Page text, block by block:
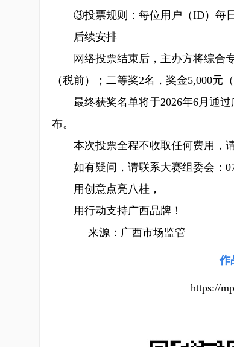
③投票规则：每位用户（ID）每日
后续安排
网络投票结束后，主办方将综合专
（税前）；二等奖2名，奖金5,000元
最终获奖名单将于2026年6月通过
布。
本次投票全程不收取任何费用，请
如有疑问，请联系大赛组委会：
用创意点亮八桂，
用行动支持广西品牌！
来源：广西市场监管
作
https://